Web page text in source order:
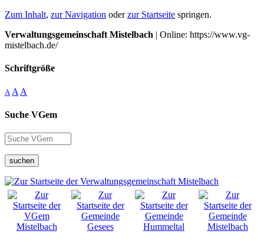
Zum Inhalt, zur Navigation oderzur Startseite springen.
Verwaltungsgemeinschaft Mistelbach | Online: https://www.vg-
mistelbach.de/
Schriftgröße
A A A
Suche VGem
suchen